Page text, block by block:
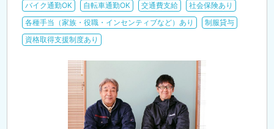
バイク通勤OK
自転車通勤OK 交通費支給
社会保険あり
各種手当（家族・役職・インセンティブなど）あり
制服貸与
資格取得支援制度あり